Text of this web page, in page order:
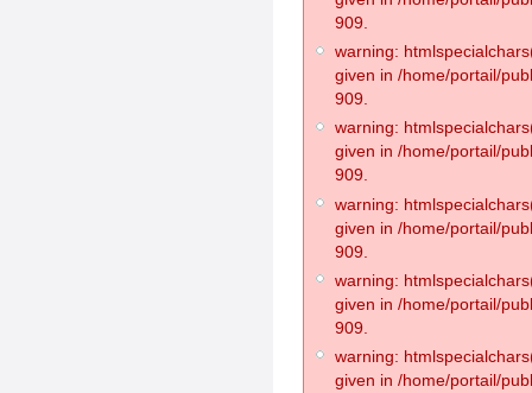
909.
warning:
given in /home/portail/
909.
warning:
given in /home/portail/
909.
warning:
given in /home/portail/
909.
warning:
given in /home/portail/
909.
warning:
given in /home/portail/